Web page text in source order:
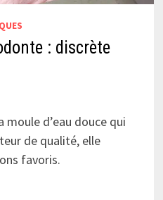
: discrète
moule d’eau douce qui
de qualité, elle
favoris.